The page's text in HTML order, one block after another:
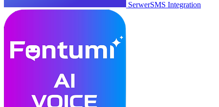
SerwerSMS Integration